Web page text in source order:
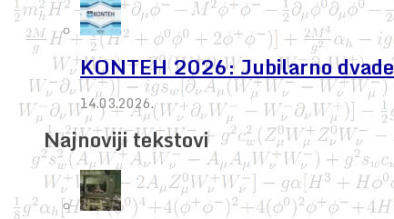
KONTEH 2026: Jubilarno
14.03.2026.
Najnoviji tekstovi